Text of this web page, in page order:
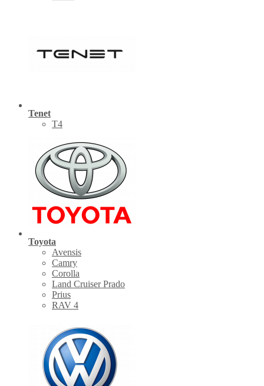
Tenet
Т4
Toyota
Avensis
Camry
Corolla
Land Cruiser Prado
Prius
RAV 4